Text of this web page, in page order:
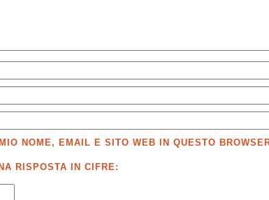
NOME, EMAIL E SITO WEB IN QUESTO
RISPOSTA IN CIFRE: